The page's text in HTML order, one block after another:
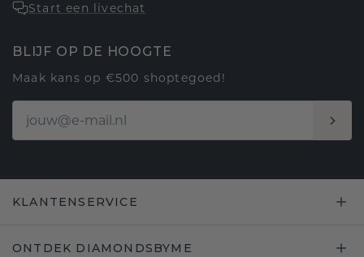
Start een livechat
BLIJF OP DE HOOGTE
Maak kans op €500 shoptegoed!
KLANTENSERVICE
ONTDEK DIAMONDSBYME